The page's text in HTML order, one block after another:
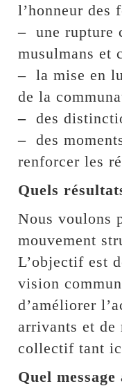
l’honneur des
– une rupture
musulmans et
– la mise en
de la
– des
– des
renforcer les
Quels
Nous voulons
mouvement
L’objectif est
vision
d’améliorer
arrivants et de
collectif tant
Quel